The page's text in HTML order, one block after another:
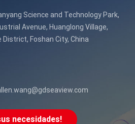
Science and Technology Park,
Avenue, Huanglong Village,
District, Foshan City, China
necesidades!